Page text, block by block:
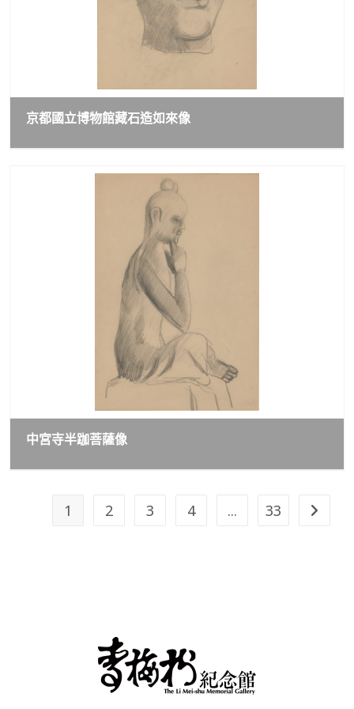
京都國立博物館藏石造如來像
中宮寺半跏菩薩像
1 2 3 4 ... 33